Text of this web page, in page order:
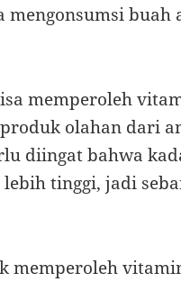
buah
memperoleh
olahan dari
diingat bahwa
tinggi, jadi
memperoleh